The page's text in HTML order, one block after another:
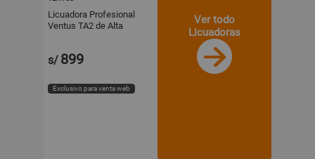
Licuadora Profesional
Ventus TA2 de Alta
s/ 899
Exclusivo para venta web
Ver todo
Licuadoras